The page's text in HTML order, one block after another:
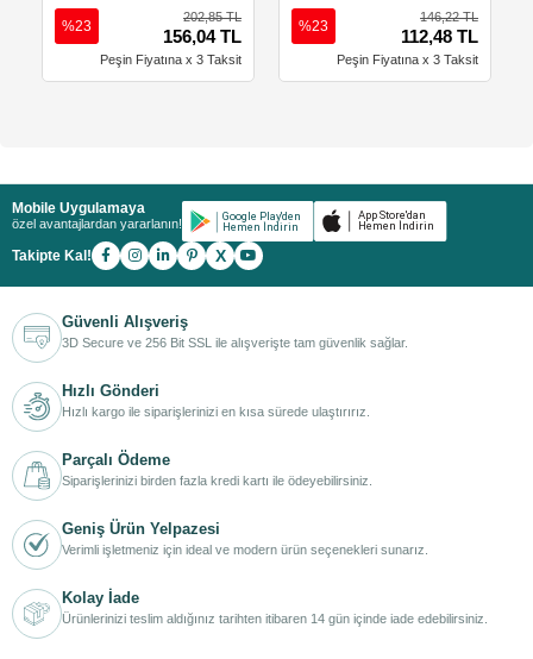
202,85 TL
156,04 TL
%23
Peşin Fiyatına x 3 Taksit
146,22 TL
112,48 TL
%23
Peşin Fiyatına x 3 Taksit
Mobile Uygulamaya
özel avantajlardan yararlanın!
Takipte Kal! X
Güvenli Alışveriş
3D Secure ve 256 Bit SSL ile alışverişte tam güvenlik sağlar.
Hızlı Gönderi
Hızlı kargo ile siparişlerinizi en kısa sürede ulaştırırız.
Parçalı Ödeme
Siparişlerinizi birden fazla kredi kartı ile ödeyebilirsiniz.
Geniş Ürün Yelpazesi
Verimli işletmeniz için ideal ve modern ürün seçenekleri sunarız.
Kolay İade
Ürünlerinizi teslim aldığınız tarihten itibaren 14 gün içinde iade edebilirsiniz.